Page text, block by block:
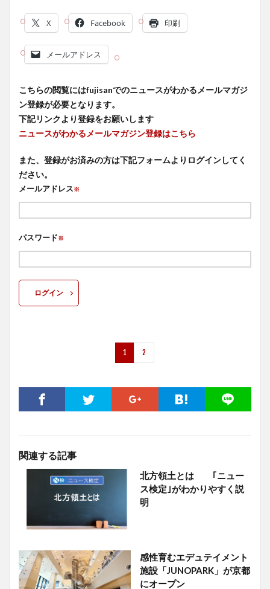
X Facebook 印刷
メールアドレス
こちらの閲覧にはfujisanでのニュースがわかるメールマガジ
ン登録が必要となります。
下記リンクより登録をお願いします
ニュースがわかるメールマガジン登録はこちら
また、登録がお済みの方は下記フォームよりログインしてく
ださい。
メールアドレス※
パスワード※
ログイン
1 2
関連する記事
北方領土とは ｢ニュー
ス検定｣がわかりやすく説
明
感性育むエデュテイメント
施設「JUNOPARK」が京都
にオープン